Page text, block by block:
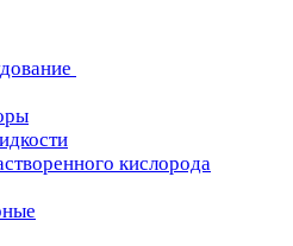
кислорода